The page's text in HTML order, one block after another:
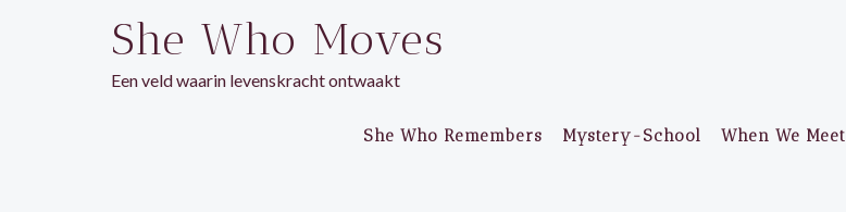
She Who Moves
Een veld waarin levenskracht ontwaakt
She Who Remembers Mystery-School When We Meet